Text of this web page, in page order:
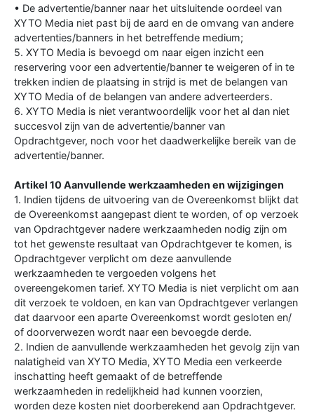
• De advertentie/banner naar het uitsluitende oordeel van
XYTO Media niet past bij de aard en de omvang van andere
advertenties/banners in het betreffende medium;
5. XYTO Media is bevoegd om naar eigen inzicht een
reservering voor een advertentie/banner te weigeren of in te
trekken indien de plaatsing in strijd is met de belangen van
XYTO Media of de belangen van andere adverteerders.
6. XYTO Media is niet verantwoordelijk voor het al dan niet
succesvol zijn van de advertentie/banner van
Opdrachtgever, noch voor het daadwerkelijke bereik van de
advertentie/banner.
Artikel 10 Aanvullende werkzaamheden en wijzigingen
1. Indien tijdens de uitvoering van de Overeenkomst blijkt dat
de Overeenkomst aangepast dient te worden, of op verzoek
van Opdrachtgever nadere werkzaamheden nodig zijn om
tot het gewenste resultaat van Opdrachtgever te komen, is
Opdrachtgever verplicht om deze aanvullende
werkzaamheden te vergoeden volgens het
overeengekomen tarief. XYTO Media is niet verplicht om aan
dit verzoek te voldoen, en kan van Opdrachtgever verlangen
dat daarvoor een aparte Overeenkomst wordt gesloten en/
of doorverwezen wordt naar een bevoegde derde.
2. Indien de aanvullende werkzaamheden het gevolg zijn van
nalatigheid van XYTO Media, XYTO Media een verkeerde
inschatting heeft gemaakt of de betreffende
werkzaamheden in redelijkheid had kunnen voorzien,
worden deze kosten niet doorberekend aan Opdrachtgever.